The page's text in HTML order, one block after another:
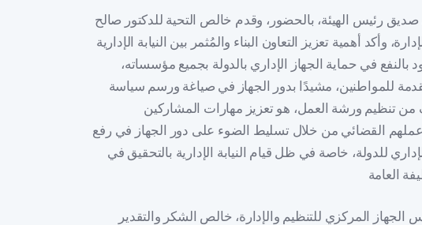
رئيس الهيئة، بالحضور، وقدم خالص التحية للدكتور صالح
وأكد أهمية تعزيز التعاون البناء والمُثمر بين النيابة الإدارية
بالنفع في حماية الجهاز الإداري بالدولة بجميع مؤسساته،
للمواطنين، مشيدًا بدور الجهاز في صياغة ورسم سياسة
من تنظيم ورشة العمل، هو تعزيز مهارات المشاركين
عملهم القضائي من خلال تسليط الضوء على دور الجهاز في رفع
للدولة، خاصة في ظل قيام النيابة الإدارية بالتحقيق في
المركزي للتنظيم والإدارة، خالص الشكر والتقدير